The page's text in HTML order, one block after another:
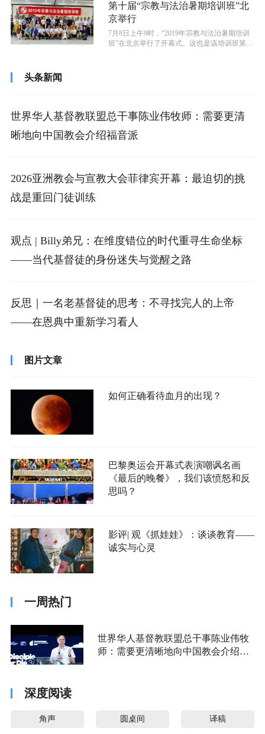
第十届“宗教与法治暑期培训班”北
京举行
7月8日上午9时，“2019年宗教与法治暑期培训
班”在北京举行了开幕式。这也是该培训班第10
头条新闻
世界华人基督教联盟总干事陈业伟牧师：需要更清
晰地向中国教会介绍福音派
2026亚洲教会与宣教大会菲律宾开幕：最迫切的挑
战是重回门徒训练
观点 | Billy弟兄：在维度错位的时代重寻生命坐标
——当代基督徒的身份迷失与觉醒之路
反思｜一名老基督徒的思考：不寻找完人的上帝
——在恩典中重新学习看人
图片文章
如何正确看待血月的出现？
巴黎奥运会开幕式表演嘲讽名画
《最后的晚餐》，我们该愤怒和反
思吗？
影评| 观《抓娃娃》：谈谈教育——
诚实与心灵
一周热门
世界华人基督教联盟总干事陈业伟牧
师：需要更清晰地向中国教会介绍福
深度阅读
角声 圆桌间 译稿